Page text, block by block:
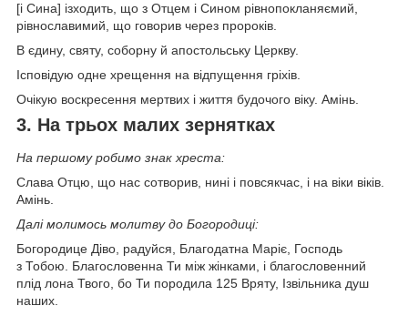
[і Сина] ізходить, що з Отцем і Сином рівнопокланяємий,
рівнославимий, що говорив через пророків.
В єдину, святу, соборну й апостольську Церкву.
Ісповідую одне хрещення на відпущення гріхів.
Очікую воскресення мертвих і життя будочого віку. Амінь.
3. На трьох малих зернятках
На першому робимо знак хреста:
Слава Отцю, що нас сотворив, нині і повсякчас, і на віки віків.
Амінь.
Далі молимось молитву до Богородиці:
Богородице Діво, радуйся, Благодатна Маріє, Господь
з Тобою. Благословенна Ти між жінками, і благословенний
плід лона Твого, бо Ти породила 125 Вряту, Ізвільника душ
наших.